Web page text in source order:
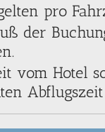
pro
der
vom Hotel